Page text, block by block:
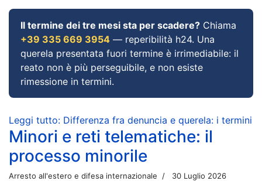
Il termine dei tre mesi sta per scadere? Chiama
+39 335 669 3954 — reperibilità h24. Una
querela presentata fuori termine è irrimediabile: il
reato non è più perseguibile, e non esiste
rimessione in termini.
Leggi tutto: Differenza fra denuncia e querela: i termini
Minori e reti telematiche: il
processo minorile
Arresto all'estero e difesa internazionale 30 Luglio 2026